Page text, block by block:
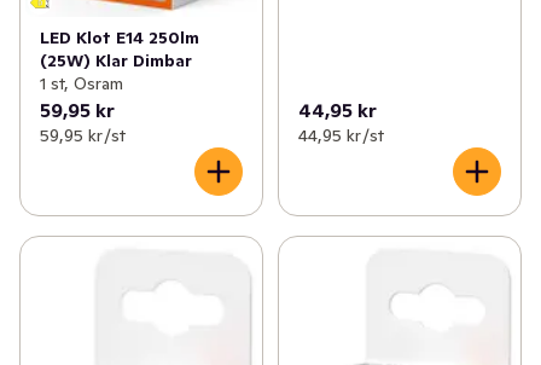
LED Klot E14 250lm
(25W) Klar Dimbar
1 st, Osram
59,95 kr
59,95 kr /st
44,95 kr
44,95 kr /st